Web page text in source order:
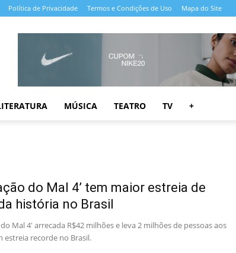
Política de Privacidade Termos e Condições de Uso Mapa do Site
MÚSICA TEATRO TV +
do Mal 4’ tem maior estreia de
história no Brasil
Mal 4' arrecada R$42 milhões e leva 2 milhões de pessoas aos
estreia recorde no Brasil.